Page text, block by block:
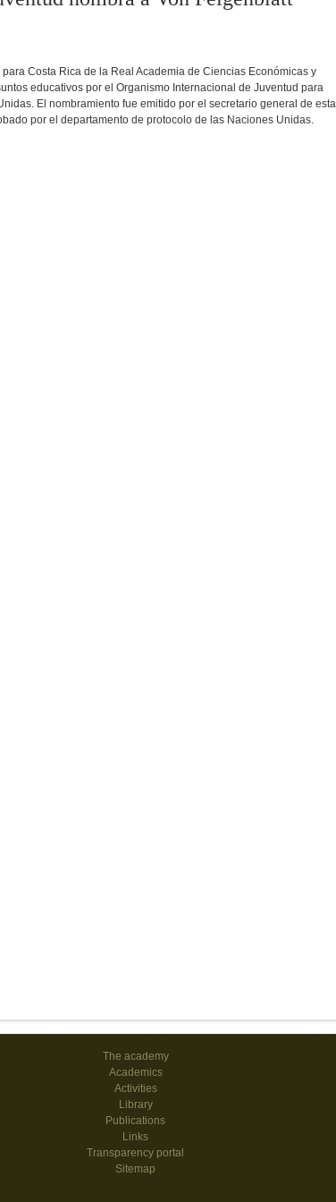
para Costa Rica de la Real Academia de Ciencias Económicas y
educativos por el Organismo Internacional de Juventud para
El nombramiento fue emitido por el secretario general de esta
por el departamento de protocolo de las Naciones Unidas.
The academy
Academics
Activities
Library
Publications
Links
Transparency portal
Sitemap